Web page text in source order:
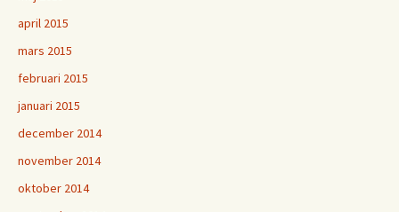
april 2015
mars 2015
februari 2015
januari 2015
december 2014
november 2014
oktober 2014